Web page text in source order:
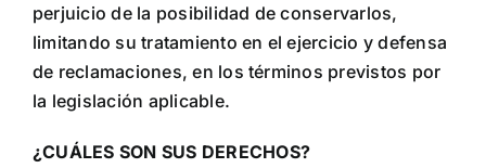
perjuicio de la posibilidad de conservarlos,
limitando su tratamiento en el ejercicio y defensa
de reclamaciones, en los términos previstos por
la legislación aplicable.
¿CUÁLES SON SUS DERECHOS?